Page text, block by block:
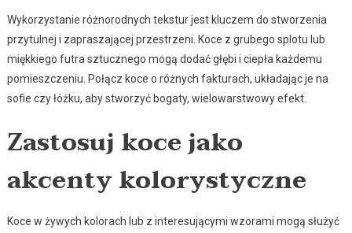
Wykorzystanie różnorodnych tekstur jest kluczem do stworzenia
przytulnej i zapraszającej przestrzeni. Koce z grubego splotu lub
miękkiego futra sztucznego mogą dodać głębi i ciepła każdemu
pomieszczeniu. Połącz koce o różnych fakturach, układając je na
sofie czy łóżku, aby stworzyć bogaty, wielowarstwowy efekt.
Zastosuj koce jako
akcenty kolorystyczne
Koce w żywych kolorach lub z interesującymi wzorami mogą służyć